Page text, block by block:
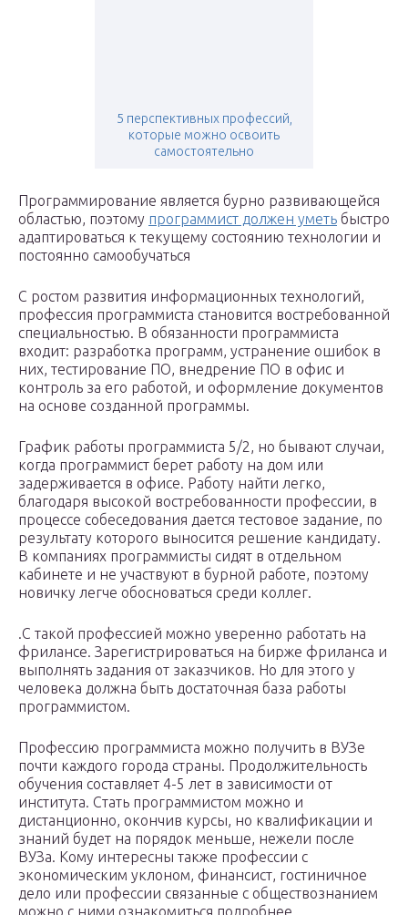
5 перспективных профессий,
которые можно освоить
самостоятельно
Программирование является бурно развивающейся
областью, поэтому программист должен уметь быстро
адаптироваться к текущему состоянию технологии и
постоянно самообучаться
С ростом развития информационных технологий,
профессия программиста становится востребованной
специальностью. В обязанности программиста
входит: разработка программ, устранение ошибок в
них, тестирование ПО, внедрение ПО в офис и
контроль за его работой, и оформление документов
на основе созданной программы.
График работы программиста 5/2, но бывают случаи,
когда программист берет работу на дом или
задерживается в офисе. Работу найти легко,
благодаря высокой востребованности профессии, в
процессе собеседования дается тестовое задание, по
результату которого выносится решение кандидату.
В компаниях программисты сидят в отдельном
кабинете и не участвуют в бурной работе, поэтому
новичку легче обосноваться среди коллег.
.С такой профессией можно уверенно работать на
фрилансе. Зарегистрироваться на бирже фриланса и
выполнять задания от заказчиков. Но для этого у
человека должна быть достаточная база работы
программистом.
Профессию программиста можно получить в ВУЗе
почти каждого города страны. Продолжительность
обучения составляет 4-5 лет в зависимости от
института. Стать программистом можно и
дистанционно, окончив курсы, но квалификации и
знаний будет на порядок меньше, нежели после
ВУЗа. Кому интересны также профессии с
экономическим уклоном, финансист, гостиничное
дело или профессии связанные с обществознанием
можно с ними ознакомиться подробнее.